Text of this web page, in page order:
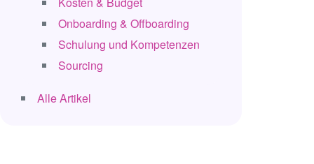
Onboarding & Offboarding
Schulung und Kompetenzen
Sourcing
Alle Artikel